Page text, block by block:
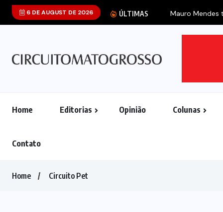
6 DE AUGUST DE 2026 ÚLTIMAS
Mauro Mendes trata movimentação do
Home Editorias Opinião Colunas
Contato
Home Circuito Pet